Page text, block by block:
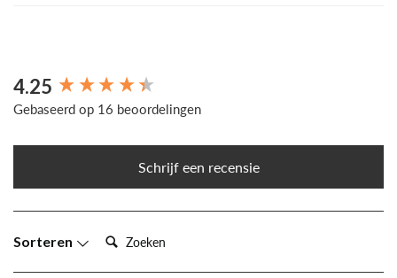
4.25
Gebaseerd op 16 beoordelingen
Schrijf een recensie
Sorteren Zoeken:
New content loaded